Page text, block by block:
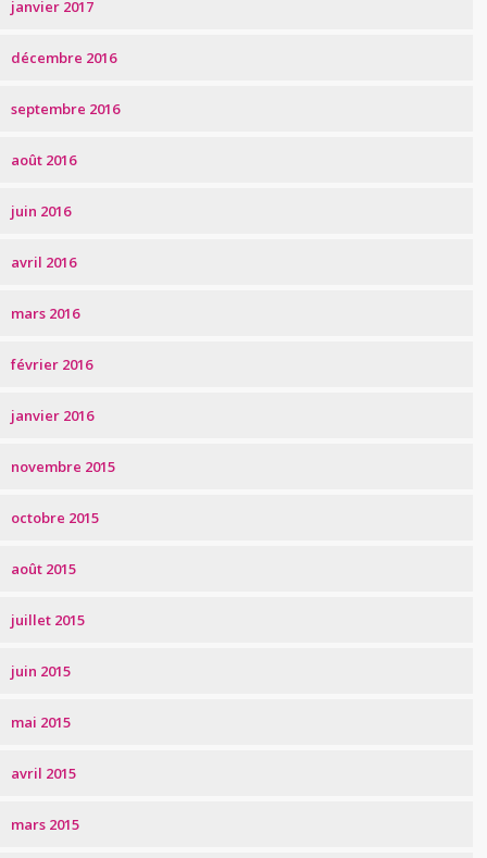
janvier 2017
décembre 2016
septembre 2016
août 2016
juin 2016
avril 2016
mars 2016
février 2016
janvier 2016
novembre 2015
octobre 2015
août 2015
juillet 2015
juin 2015
mai 2015
avril 2015
mars 2015